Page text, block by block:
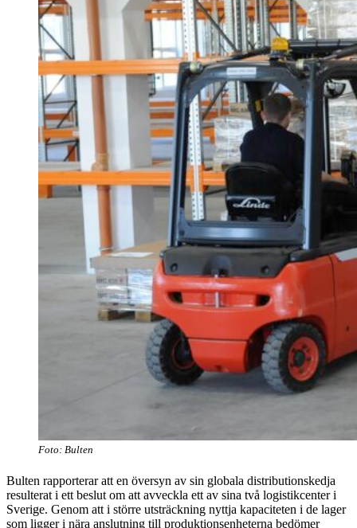
Foto: Bulten
Bulten rapporterar att en översyn av sin globala distributionskedja
resulterat i ett beslut om att avveckla ett av sina två logistikcenter i
Sverige. Genom att i större utsträckning nyttja kapaciteten i de lager
som ligger i nära anslutning till produktionsenheterna bedömer